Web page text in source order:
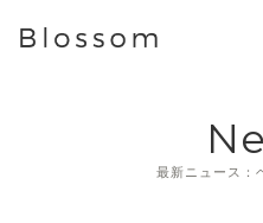
最新ニュース：